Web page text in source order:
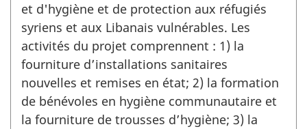
et d'hygiène et de protection aux réfugiés
syriens et aux Libanais vulnérables. Les
activités du projet comprennent : 1) la
fourniture d’installations sanitaires
nouvelles et remises en état; 2) la formation
de bénévoles en hygiène communautaire et
la fourniture de trousses d’hygiène; 3) la